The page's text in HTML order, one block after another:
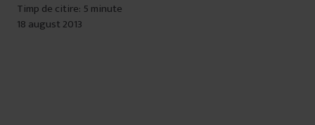
Timp de citire: 5 minute
18 august 2013